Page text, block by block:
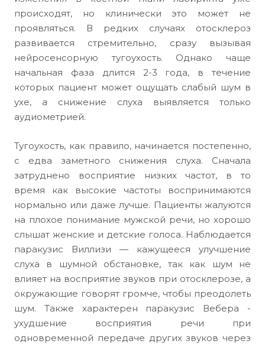
происходят, но клинически это может не
проявляться. В редких случаях отосклероз
развивается стремительно, сразу вызывая
нейросенсорную тугоухость. Однако чаще
начальная фаза длится 2-3 года, в течение
которых пациент может ощущать слабый шум в
ухе, а снижение слуха выявляется только
аудиометрией.
Тугоухость, как правило, начинается постепенно,
с едва заметного снижения слуха. Сначала
затруднено восприятие низких частот, в то
время как высокие частоты воспринимаются
нормально или даже лучше. Пациенты жалуются
на плохое понимание мужской речи, но хорошо
слышат женские и детские голоса. Наблюдается
паракузис Виллизи — кажущееся улучшение
слуха в шумной обстановке, так как шум не
влияет на восприятие звуков при отосклерозе, а
окружающие говорят громче, чтобы преодолеть
шум. Также характерен паракузис Вебера -
ухудшение восприятия речи при
одновременной передаче других звуков через